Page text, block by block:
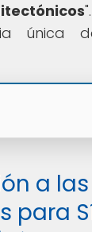
única
a
para